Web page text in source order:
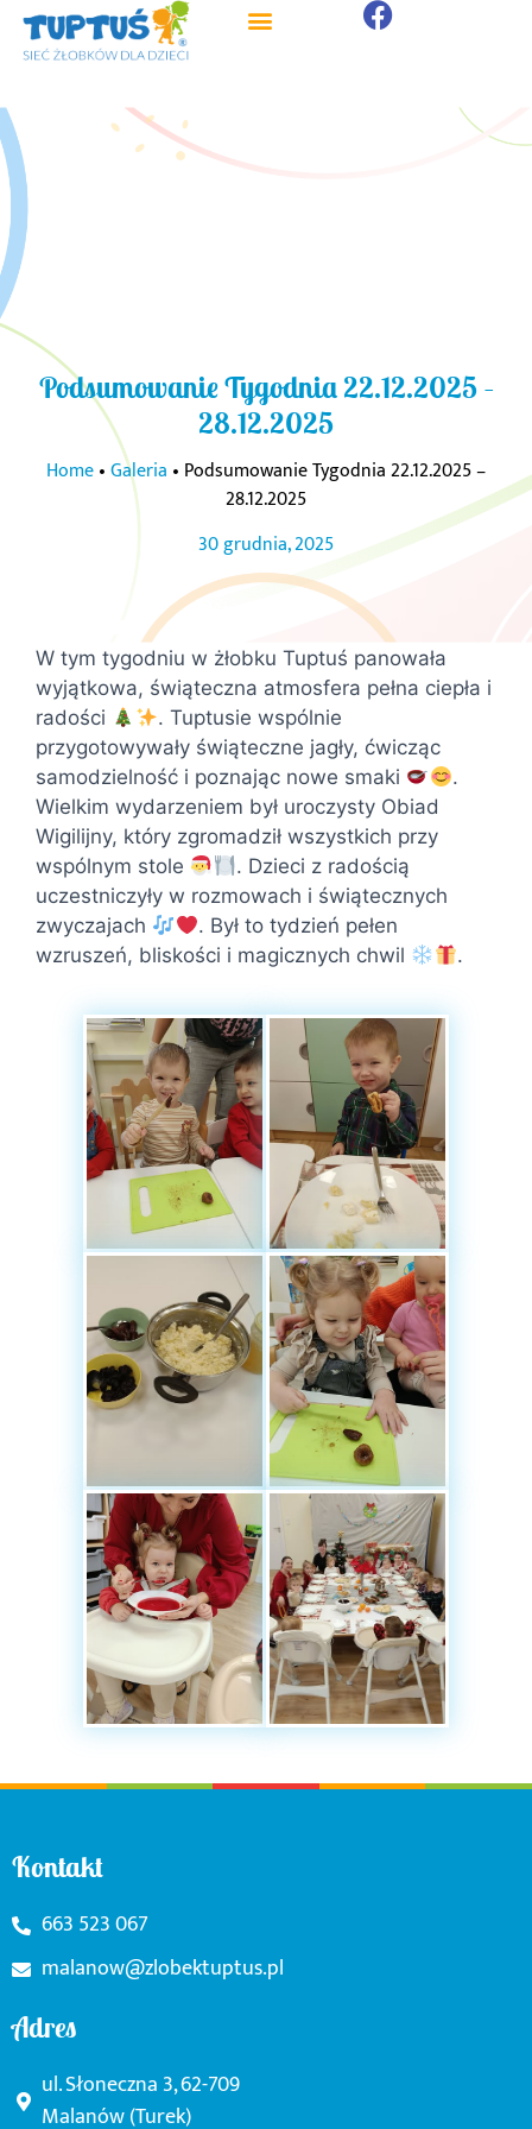
Podsumowanie Tygodnia 22.12.2025 –
28.12.2025
Home•Galeria • Podsumowanie Tygodnia 22.12.2025 –
28.12.2025
30 grudnia, 2025
W tym tygodniu w żłobku Tuptuś panowała
wyjątkowa, świąteczna atmosfera pełna ciepła i
radości
. Tuptusie wspólnie
przygotowywały świąteczne jagły, ćwicząc
samodzielność i poznając nowe smaki
.
Wielkim wydarzeniem był uroczysty Obiad
Wigilijny, który zgromadził wszystkich przy
wspólnym stole
. Dzieci z radością
uczestniczyły w rozmowach i świątecznych
zwyczajach
. Był to tydzień pełen
wzruszeń, bliskości i magicznych chwil
.
Kontakt
663 523 067
malanow@zlobektuptus.pl
Adres
ul. Słoneczna 3, 62-709
Malanów (Turek)